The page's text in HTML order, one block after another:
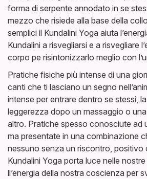
forma di serpente annodato in se
mezzo che risiede alla base della
semplici il Kundalini Yoga aiuta
Kundalini a risvegliarsi e a risvegliare
corpo pe risintonizzarlo meglio con
Pratiche fisiche più intense di una
canti che ti lasciano un segno
intense per entrare dentro se stessi,
leggerezza dopo un massaggio o
altro. Pratiche spesso conosciute ad
ma presentate in una combinazione
nessuno senza un riscontro, positivo
Kundalini Yoga porta luce nelle
ll’energia della nostra coscienza per